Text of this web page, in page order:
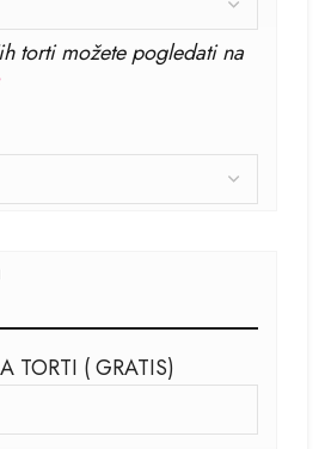
torti možete pogledati na
TORTI ( GRATIS)